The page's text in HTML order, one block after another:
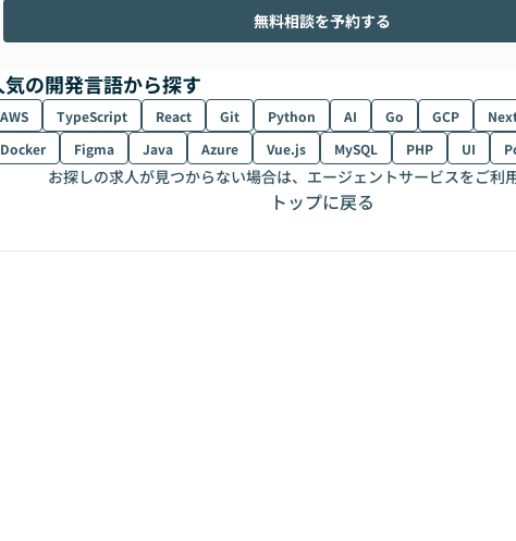
無料相談を予約する
気の開発言語から探す
AWS TypeScript React Git Python AI Go GCP
Docker
Figma Java Azure Vue.js MySQL PHP UI
お探しの求人が見つからない場合は、エージェントサービスをご利
トップに戻る